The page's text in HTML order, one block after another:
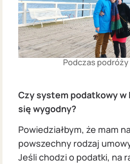
Podczas podróży
Czy system podatkowy w
się wygodny?
Powiedziałbym, że mam
powszechny rodzaj
Jeśli chodzi o podatki, na